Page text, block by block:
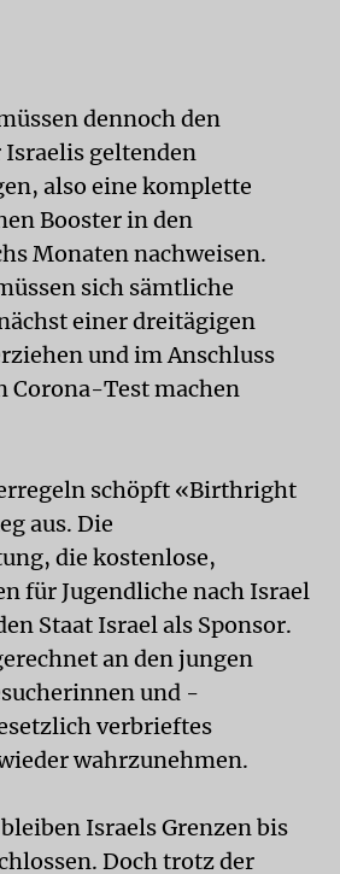
dennoch den
geltenden
also eine komplette
Booster in den
Monaten nachweisen.
sich sämtliche
einer dreitägigen
und im Anschluss
Corona-Test machen
schöpft «Birthright
aus. Die
die kostenlose,
für Jugendliche nach Israel
Staat Israel als Sponsor.
an den jungen
und -
verbrieftes
wahrzunehmen.
Israels Grenzen bis
Doch trotz der